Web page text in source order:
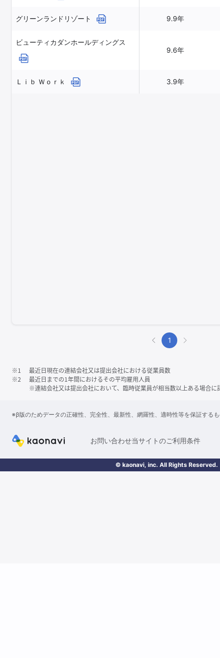
グリーンランドリゾート 9.9年
ビューティカダンホールディングス
9.6年
Ｌｉｂ Ｗｏｒｋ 3.9年
1
※1
最近日現在の連結会社又は提出会社における従業員数
※2
最近日までの1年間におけるその平均雇用人員
※連結会社又は提出会社において、臨時従業員が相当数以上ある場合に
※β版のためデータの正確性、完全性、最新性、網羅性、適時性等を保証する
お問い合わせ当サイトのご利用条件
© kaonavi, inc. All Rights Reserved.